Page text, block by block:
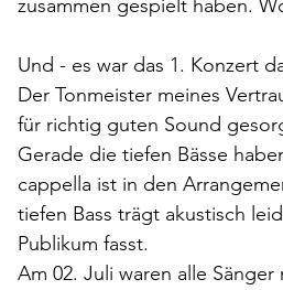
zusammen gespielt haben.
Und - es war das 1. Konzert
Der Tonmeister meines
für richtig guten Sound
Gerade die tiefen Bässe
cappella ist in den
tiefen Bass trägt akustisch
Publikum fasst.
Am 02. Juli waren alle